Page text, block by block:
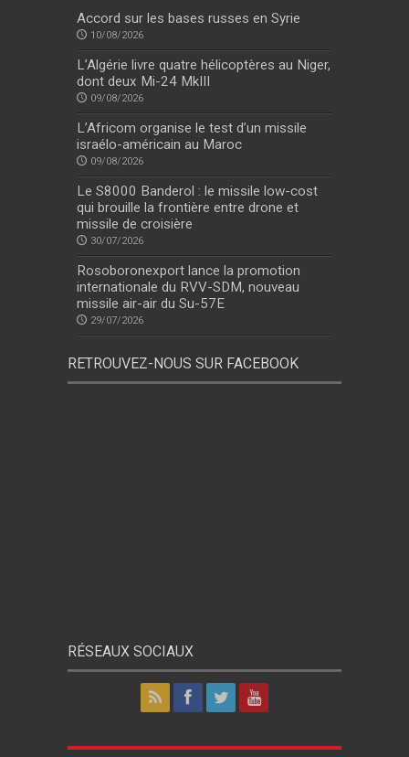
Accord sur les bases russes en Syrie
10/08/2026
L’Algérie livre quatre hélicoptères au Niger,
dont deux Mi-24 MkIII
09/08/2026
L’Africom organise le test d’un missile
israélo-américain au Maroc
09/08/2026
Le S8000 Banderol : le missile low-cost
qui brouille la frontière entre drone et
missile de croisière
30/07/2026
Rosoboronexport lance la promotion
internationale du RVV-SDM, nouveau
missile air-air du Su-57E
29/07/2026
RETROUVEZ-NOUS SUR FACEBOOK
RÉSEAUX SOCIAUX